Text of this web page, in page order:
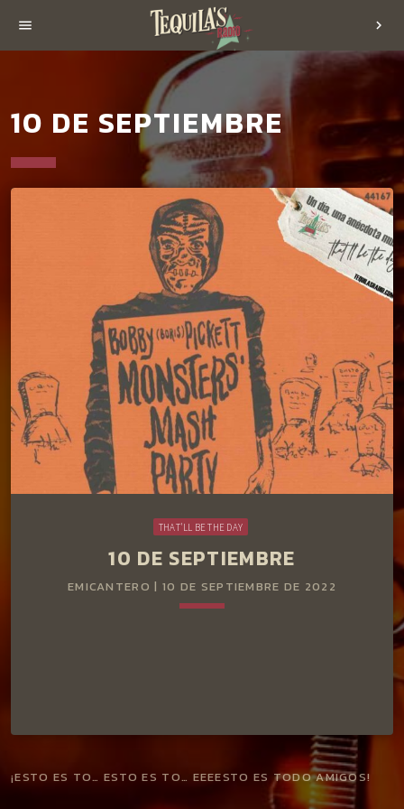
menu chevron_right
10 DE SEPTIEMBRE
THAT'LL BE THE DAY
10 DE SEPTIEMBRE
EMICANTERO | 10 DE SEPTIEMBRE DE 2022
¡ESTO ES TO… ESTO ES TO… EEEESTO ES TODO AMIGOS!